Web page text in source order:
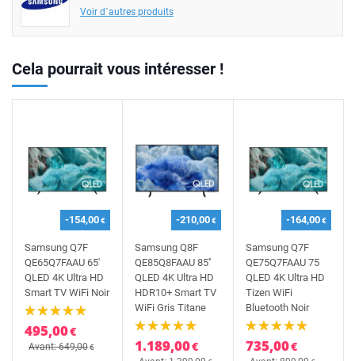
Voir d´autres produits
Cela pourrait vous intéresser !
-154,00€
Samsung Q7F
QE65Q7FAAU 65'
QLED 4K Ultra HD
Smart TV WiFi Noir
495,00€
Avant: 649,00€
-210,00€
Samsung Q8F
QE85Q8FAAU 85''
QLED 4K Ultra HD
HDR10+ Smart TV
WiFi Gris Titane
1.189,00€
-164,00€
Samsung Q7F
QE75Q7FAAU 75
QLED 4K Ultra HD
Tizen WiFi
Bluetooth Noir
735,00€